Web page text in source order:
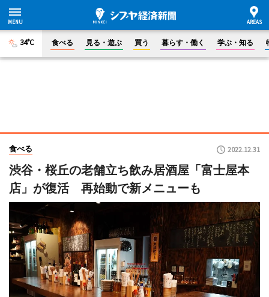
34°C 食べる 見る・遊ぶ 買う 暮らす・働く 学ぶ・知る
食べる 2022.12.31
渋谷・桜丘の老舗立ち飲み居酒屋「富士屋本
店」が復活 再始動で新メニューも